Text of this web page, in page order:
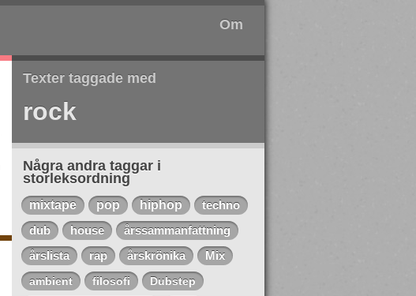
Om
Texter taggade med
rock
Några andra taggar i
storleksordning
mixtape pop hiphop
techno
dub
house
årssammanfattning
årslista
rap årskrönika
Mix
ambient
filosofi
Dubstep